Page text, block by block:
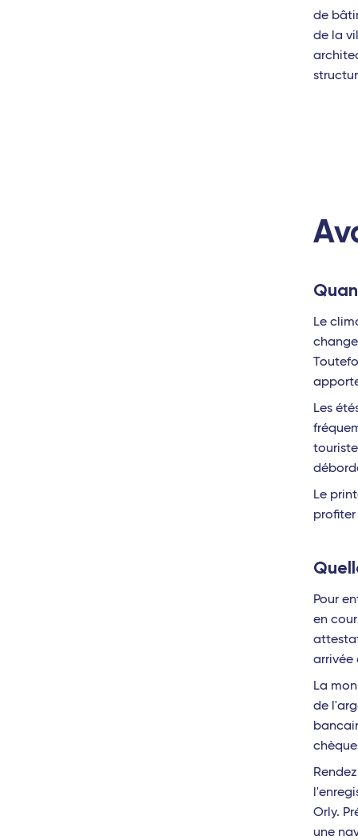
Rome
de
de la
Le
Les
Le
profiter
Pour
en
arrivée
La
de
Orly.
une